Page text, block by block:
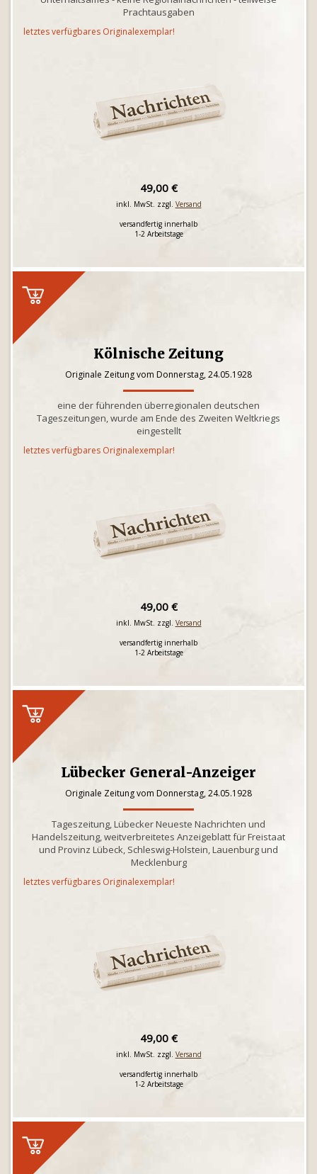
Prachtausgaben
letztes verfügbares Originalexemplar!
49,00 €
inkl. MwSt. zzgl. Versand
versandfertig innerhalb
1-2 Arbeitstage
Kölnische Zeitung
Originale Zeitung vom Donnerstag, 24.05.1928
eine der führenden überregionalen deutschen
Tageszeitungen, wurde am Ende des Zweiten Weltkriegs
eingestellt
letztes verfügbares Originalexemplar!
49,00 €
inkl. MwSt. zzgl. Versand
versandfertig innerhalb
1-2 Arbeitstage
Lübecker General-Anzeiger
Originale Zeitung vom Donnerstag, 24.05.1928
Tageszeitung, Lübecker Neueste Nachrichten und
Handelszeitung, weitverbreitetes Anzeigeblatt für Freistaat
und Provinz Lübeck, Schleswig-Holstein, Lauenburg und
Mecklenburg
letztes verfügbares Originalexemplar!
49,00 €
inkl. MwSt. zzgl. Versand
versandfertig innerhalb
1-2 Arbeitstage